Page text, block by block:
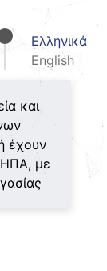
Ελληνικά
English
και
έχουν
ΗΠΑ, με